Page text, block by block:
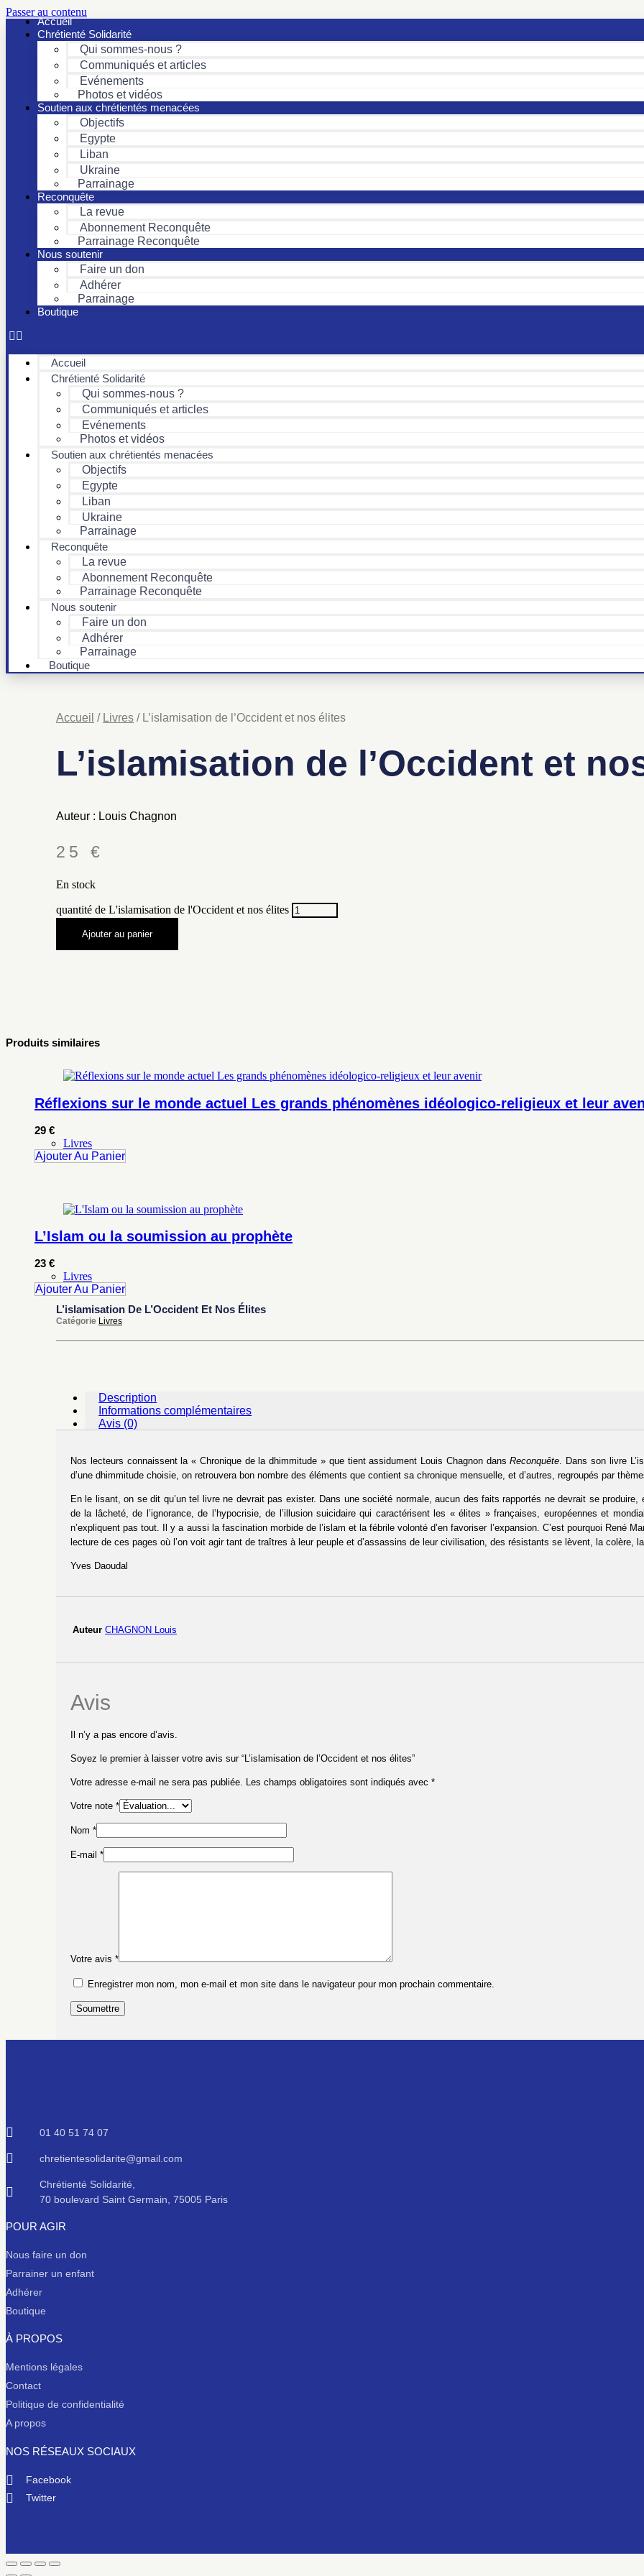
Passer au contenu
Accueil
Chrétienté Solidarité
Qui sommes-nous ?
Communiqués et articles
Evénements
Photos et vidéos
Soutien aux chrétientés menacées
Objectifs
Egypte
Liban
Ukraine
Parrainage
Reconquête
La revue
Abonnement Reconquête
Parrainage Reconquête
Nous soutenir
Faire un don
Adhérer
Parrainage
Boutique
Accueil
Chrétienté Solidarité
Qui sommes-nous ?
Communiqués et articles
Evénements
Photos et vidéos
Soutien aux chrétientés menacées
Objectifs
Egypte
Liban
Ukraine
Parrainage
Reconquête
La revue
Abonnement Reconquête
Parrainage Reconquête
Nous soutenir
Faire un don
Adhérer
Parrainage
Boutique
Accueil / Livres / L’islamisation de l’Occident et nos élites
L’islamisation de l’Occident et
Auteur : Louis Chagnon
25€
En stock
quantité de L'islamisation de l'Occident et nos élites
Ajouter au panier
Produits similaires
Réflexions sur le monde actuel Les grands phénomènes idéologico-religieux et leur
29 €
Livres
Ajouter Au Panier
L’Islam ou la soumission au prophète
23 €
Livres
Ajouter Au Panier
L’islamisation De L’Occident Et Nos Élites
Catégorie Livres
Description
Informations complémentaires
Avis (0)
Nos lecteurs connaissent la « Chronique de la dhimmitude » que tient assidument Louis Chagnon dansReconquête . Dans son livre
d’une dhimmitude choisie, on retrouvera bon nombre des éléments que contient sa chronique mensuelle, et d’autres, regroupés par
En le lisant, on se dit qu’un tel livre ne devrait pas exister. Dans une société normale, aucun des faits rapportés ne devrait se
de la lâcheté, de l’ignorance, de l’hypocrisie, de l’illusion suicidaire qui caractérisent les « élites » françaises, européennes et
n’expliquent pas tout. Il y a aussi la fascination morbide de l’islam et la fébrile volonté d’en favoriser l’expansion. C’est pourquoi René
lecture de ces pages où l’on voit agir tant de traîtres à leur peuple et d’assassins de leur civilisation, des résistants se lèvent, la colère,
Yves Daoudal
Auteur CHAGNON Louis
Avis
Il n’y a pas encore d’avis.
Soyez le premier à laisser votre avis sur “L’islamisation de l’Occident et nos élites”
Votre adresse e-mail ne sera pas publiée. Les champs obligatoires sont indiqués avec *
Votre note *
Nom *
E-mail *
Votre avis *
Enregistrer mon nom, mon e-mail et mon site dans le navigateur pour mon prochain commentaire.
Soumettre
01 40 51 74 07
chretientesolidarite@gmail.com
Chrétienté Solidarité,
70 boulevard Saint Germain, 75005 Paris
POUR AGIR
Nous faire un don
Parrainer un enfant
Adhérer
Boutique
À PROPOS
Mentions légales
Contact
Politique de confidentialité
A propos
NOS RÉSEAUX SOCIAUX
Facebook
Twitter